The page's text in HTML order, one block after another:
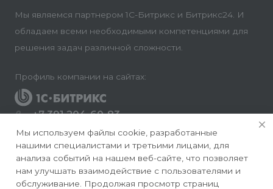
Мы являемся партнером 1С-Битрикс и Битрикс24. И
обладаем всеми необходимыми компетенциями для
решения задач различной сложности.
Профиль компании на сайтах:
+7 391 204-60-83
Заказать звонок
info@conversite.ru
г. Красноярск, ул. Ладо Кецховели 22а, офис 8-28/1
Мы используем файлы cookie, разработанные
нашими специалистами и третьими лицами, для
анализа событий на нашем веб-сайте, что позволяет
нам улучшать взаимодействие с пользователями и
обслуживание. Продолжая просмотр страниц